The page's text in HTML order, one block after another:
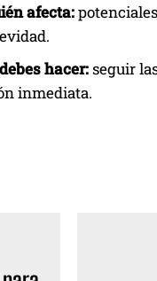
afecta:
hacer:seguir
inmediata.